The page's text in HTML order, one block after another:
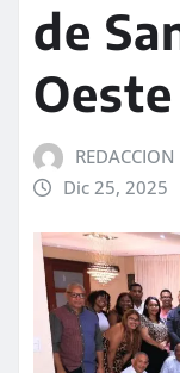
de
Oeste
Dic 25, 2025